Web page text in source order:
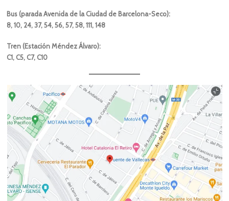
Bus (parada Avenida de la Ciudad de Barcelona-Seco):
8, 10, 24, 37, 54, 56, 57, 58, 111, 148
Tren (Estación Méndez Álvaro):
C1, C5, C7, C10